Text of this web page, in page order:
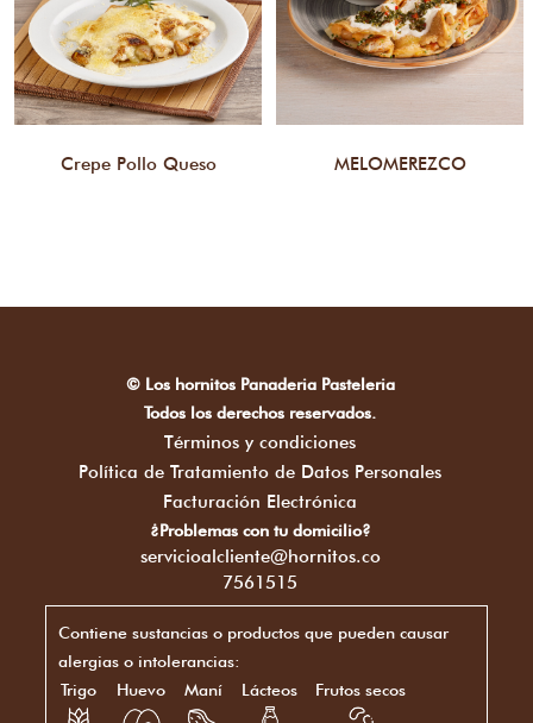
Crepe Pollo Queso MELOMEREZCO
© Los hornitos Panaderia Pasteleria
Todos los derechos reservados.
Términos y condiciones
Política de Tratamiento de Datos Personales
Facturación Electrónica
¿Problemas con tu domicilio?
servicioalcliente@hornitos.co
7561515
Contiene sustancias o productos que pueden causar
alergias o intolerancias:
Trigo
Huevo Maní Lácteos Frutos secos